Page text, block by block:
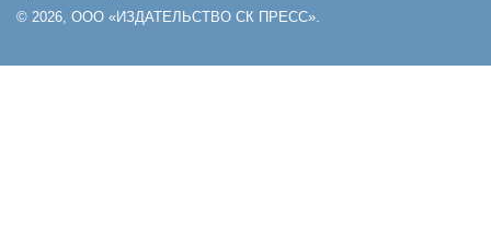
© 2026, ООО «ИЗДАТЕЛЬСТВО СК ПРЕСС».